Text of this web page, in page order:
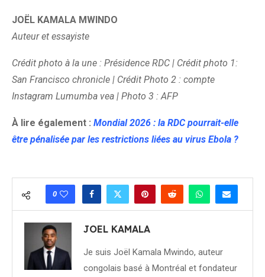
JOËL KAMALA MWINDO
Auteur et essayiste
Crédit photo à la une : Présidence RDC | Crédit photo 1:
San Francisco chronicle | Crédit Photo 2 : compte
Instagram Lumumba vea | Photo 3 : AFP
À lire également : Mondial 2026 : la RDC pourrait-elle
être pénalisée par les restrictions liées au virus Ebola ?
0
JOEL KAMALA
Je suis Joël Kamala Mwindo, auteur
congolais basé à Montréal et fondateur